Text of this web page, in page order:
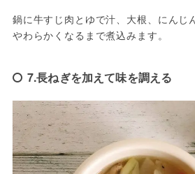
鍋に牛すじ肉とゆで汁、大根、にんじ
やわらかくなるまで煮込みます。
7.長ねぎを加えて味を調える